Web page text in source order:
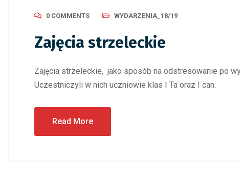
0 COMMENTS WYDARZENIA_18/19
Zajęcia strzeleckie
Zajęcia strzeleckie, jako sposób na odstresowanie po
Uczestniczyli w nich uczniowie klas I Ta oraz I can.
Read More